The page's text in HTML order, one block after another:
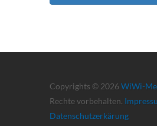
Copyrights © 2026 WiWi-
Rechte vorbehalten.
Datenschutzerkärung